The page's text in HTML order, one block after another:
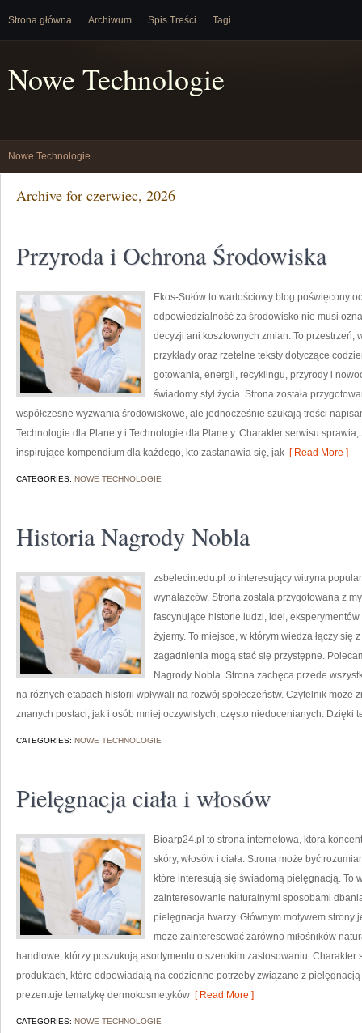
Strona główna Archiwum Spis Treści Tagi
Nowe Technologie
Nowe Technologie
Archive for czerwiec, 2026
Przyroda i Ochrona Środowiska
Ekos-Sułów to wartościowy blog poświęcony
odpowiedzialność za środowisko nie musi
decyzji ani kosztownych zmian. To przestrzeń,
przykłady oraz rzetelne teksty dotyczące
gotowania, energii, recyklingu, przyrody i
świadomy styl życia. Strona została
współczesne wyzwania środowiskowe, ale jednocześnie szukają treści
Technologie dla Planety i Technologie dla Planety. Charakter serwisu sprawia,
inspirujące kompendium dla każdego, kto zastanawia się, jak [ Read More ]
CATEGORIES: NOWE TECHNOLOGIE
Historia Nagrody Nobla
zsbelecin.edu.pl to interesujący witryna
wynalazców. Strona została przygotowana z
fascynujące historie ludzi, idei,
żyjemy. To miejsce, w którym wiedza łączy
zagadnienia mogą stać się przystępne.
Nagrody Nobla. Strona zachęca przede
na różnych etapach historii wpływali na rozwój społeczeństw. Czytelnik może
znanych postaci, jak i osób mniej oczywistych, często niedocenianych. Dzięki
CATEGORIES: NOWE TECHNOLOGIE
Pielęgnacja ciała i włosów
Bioarp24.pl to strona internetowa, która
skóry, włosów i ciała. Strona może być
które interesują się świadomą pielęgnacją. To
zainteresowanie naturalnymi sposobami
pielęgnacja twarzy. Głównym motywem
może zainteresować zarówno miłośników
handlowe, którzy poszukują asortymentu o szerokim zastosowaniu.
produktach, które odpowiadają na codzienne potrzeby związane z pielęgnacją
prezentuje tematykę dermokosmetyków [ Read More ]
CATEGORIES: NOWE TECHNOLOGIE